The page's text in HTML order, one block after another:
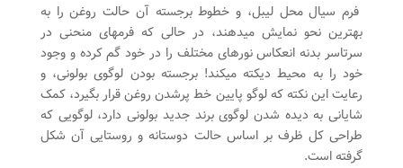
فرم سیال محل لیبل، و خطوط برجسته آن حالت روغن را به
بهترین نحو نمایش میدهند، در حالی که فرمهای منحنی در
سرتاسر بدنه انعکاس نورهای مختلف را در خود گم کرده و وجود
خود را به محیط دیکته میکند! برجسته بودن لوگوی بولونی، و
رعایت این نکته که لوگو پایین خط پرشدن روغن قرار بگیرد، کمک
شایانی به دیده شدن لوگوی برند جدید بولونی دارد، لوگویی که
طراحی کل ظرف بر اساس حالت دوستانه و روستایی آن شکل
گرفته است.